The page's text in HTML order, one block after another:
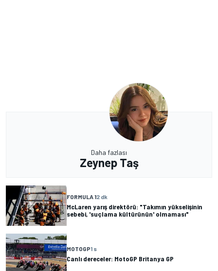
Daha fazlası
Zeynep Taş
FORMULA 12 dk
McLaren yarış direktörü: "Takımın yükselişinin
sebebi, 'suçlama kültürünün' olmaması"
MOTOGP1 s
Canlı dereceler: MotoGP Britanya GP